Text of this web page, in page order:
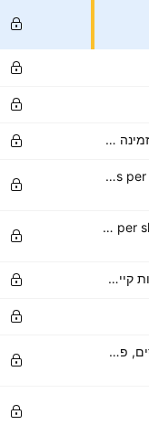
הכנסה נטו מדוללת זמינה לבעלי מניות רגילות
Basic earnings per share (basic EPS)
Diluted earnings per share (diluted EPS)
ממוצע מניות בסיסיות קיימות
רווח לפני ריבית, מסים, פחת והפחתות